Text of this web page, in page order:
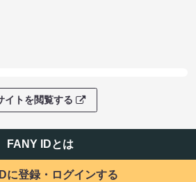
イトを閲覧する
FANY IDとは
に登録・ログインする